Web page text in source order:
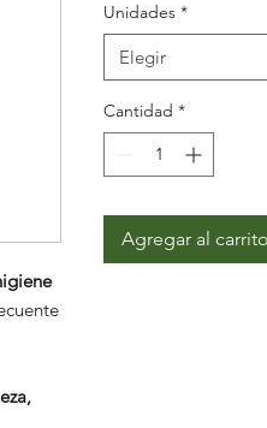
Unidades *
Elegir
Cantidad *
Agregar al